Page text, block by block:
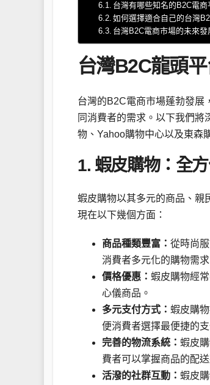
台灣有哪些知名的B2C電商
如何選擇適合自己的台灣
台灣B2C電商市場的未來發
台灣B2C龍頭
台灣的B2C電商市場蓬勃發展
同消費者的需求。以下我們
物、Yahoo購物中心以及東森
1. 蝦皮購物：全
蝦皮購物以其多元的商品、親
現在以下幾個方面：
商品種類豐富： 從時尚
消費者多元化的購物需求
價格優惠： 蝦皮購物經
心儀商品。
多元支付方式： 蝦皮購
便消費者選擇最便捷的支
完善的物流系統： 蝦皮
費者可以掌握商品的配送
活潑的社群互動： 蝦皮